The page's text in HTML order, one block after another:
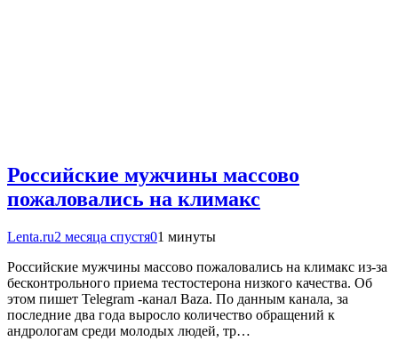
Российские мужчины массово
пожаловались на климакс
Lenta.ru2 месяца спустя01 минуты
Российские мужчины массово пожаловались на климакс из-за
бесконтрольного приема тестостерона низкого качества. Об
этом пишет Telegram -канал Baza. По данным канала, за
последние два года выросло количество обращений к
андрологам среди молодых людей, тр…